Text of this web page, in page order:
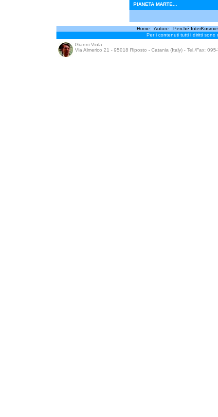
PIANETA MARTE...
Home | Autore | Perché
Per i contenuti tutti i diritti sono
Gianni Viola
Via Almerico 21 - 95018 Riposto - Catania (Italy) - Tel./Fax: